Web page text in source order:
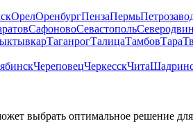
ОрелОренбургПензаПермь
СафоновоСевастополь
ТаганрогТалицаТамбовТара
ЧереповецЧеркесскЧита
выбрать оптимальное решение